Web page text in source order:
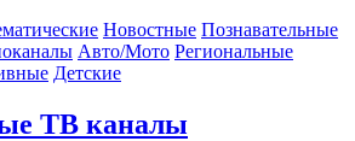
Новостные Познавательные
Авто/Мото Региональные
Детские
ТВ каналы